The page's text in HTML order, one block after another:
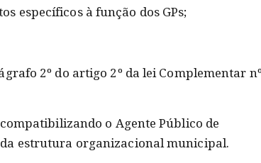
específicos à função dos GPs;
2º do artigo 2º da lei Complementar
o Agente Público de
estrutura organizacional municipal.